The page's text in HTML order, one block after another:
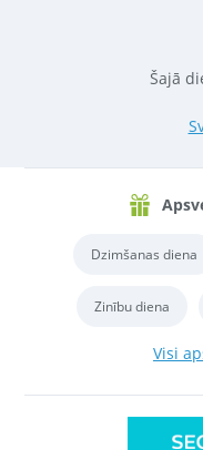
Šajā
Dzimšanas diena
Zinību diena
Visi